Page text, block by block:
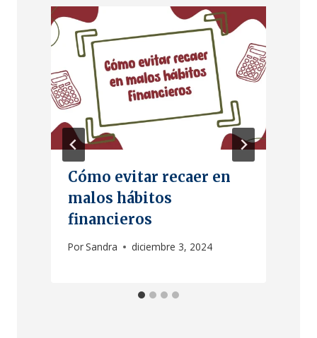
Cómo evitar recaer en
malos hábitos
financieros
PorSandra diciembre 3, 2024